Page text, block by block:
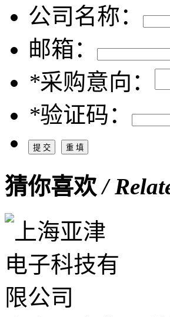
公司名称：
邮箱：
*采购意向：
*验证码：
猜你喜欢/